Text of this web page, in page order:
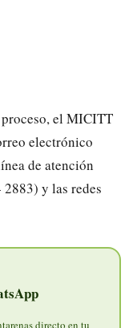
el MICITT
electrónico
de atención
y las redes